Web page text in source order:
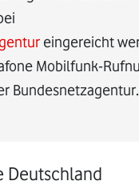
eingereicht
Mobilfunk-
Bundesnetzagentur.
Deutschland